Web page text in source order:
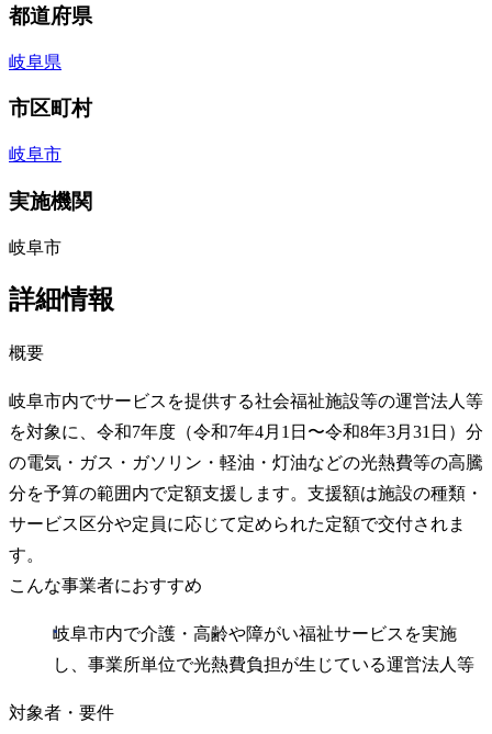
都道府県
岐阜県
市区町村
岐阜市
実施機関
岐阜市
詳細情報
概要
岐阜市内でサービスを提供する社会福祉施設等の運営法人等
を対象に、令和7年度（令和7年4月1日〜令和8年3月31日）分
の電気・ガス・ガソリン・軽油・灯油などの光熱費等の高騰
分を予算の範囲内で定額支援します。支援額は施設の種類・
サービス区分や定員に応じて定められた定額で交付されま
す。
こんな事業者におすすめ
岐阜市内で介護・高齢や障がい福祉サービスを実施
し、事業所単位で光熱費負担が生じている運営法人等
対象者・要件